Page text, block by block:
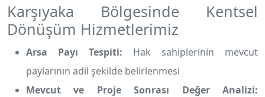
Karşıyaka Bölgesinde Kentsel
Dönüşüm Hizmetlerimiz
Arsa Payı Tespiti: Hak sahiplerinin mevcut
paylarının adil şekilde belirlenmesi
Mevcut ve Proje Sonrası Değer Analizi: